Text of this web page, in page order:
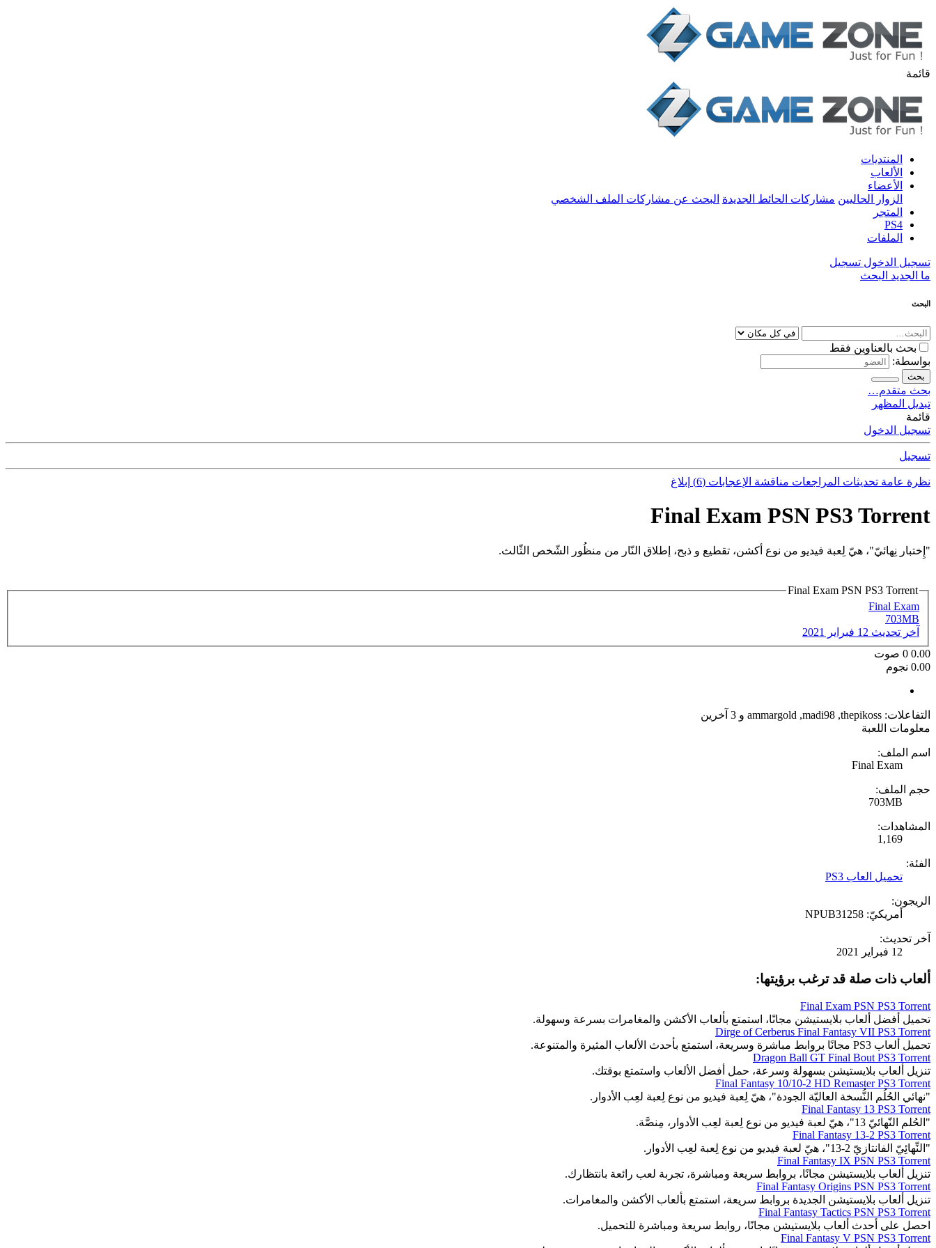
قائمة
المنتديات
الألعاب
الأعضاء
الزوار الحاليين مشاركات الحائط الجديدة البحث عن مشاركات الملف الشخصي
المتجر
PS4
الملفات
تسجيل الدخول تسجيل
ما الجديد البحث
البحث
بحث بالعناوين فقط
بواسطة:
بحث
بحث متقدم…
تبديل المظهر
قائمة
تسجيل الدخول
تسجيل
نظرة عامة تحديثات المراجعات مناقشة الإعجابات (6) إبلاغ
Final Exam PSN PS3 Torrent
"إِختبار نِهائيّ"، هيّ لِعبة فيديو من نوع أكشن، تقطيع و ذبح، إطلاق النّار من منظُور الشّخص الثّالث.
Final Exam PSN PS3 Torrent
Final Exam
703MB
آخر تحديث 12 فبراير 2021
0.00
0 صوت
0.00 نجوم
التفاعلات: thepikoss
,
madi98
,
ammargold و 3 آخرين
معلومات اللعبة
اسم الملف:
Final Exam
حجم الملف:
703MB
المشاهدات:
1,169
الفئة:
تحميل العاب PS3
الريجون:
أمريكيّ: NPUB31258
آخر تحديث:
12 فبراير 2021
ألعاب ذات صلة قد ترغب برؤيتها:
Final Exam PSN PS3 Torrent
تحميل أفضل ألعاب بلايستيشن مجانًا، استمتع بألعاب الأكشن والمغامرات بسرعة وسهولة.
Dirge of Cerberus Final Fantasy VII PS3 Torrent
تحميل ألعاب PS3 مجانًا بروابط مباشرة وسريعة، استمتع بأحدث الألعاب المثيرة والمتنوعة.
Dragon Ball GT Final Bout PS3 Torrent
تنزيل ألعاب بلايستيشن بسهولة وسرعة، حمل أفضل الألعاب واستمتع بوقتك.
Final Fantasy 10/10-2 HD Remaster PS3 Torrent
"نهائي الحُلُم النُّسخة العاليّة الجودة"، هيّ لِعبة فيديو من نوع لِعبة لعِب الأدوار.
Final Fantasy 13 PS3 Torrent
"الحُلم النّهائيّ 13"، هيّ لعبة فيديو من نوع لِعبة لعِب الأدوار، مِنصَّة.
Final Fantasy 13-2 PS3 Torrent
"النِّهائِيّ الفانتازيّ 2-13"، هيّ لعبة فيديو من نوع لِعبة لعِب الأدوار.
Final Fantasy IX PSN PS3 Torrent
تنزيل ألعاب بلايستيشن مجانًا، بروابط سريعة ومباشرة، تجربة لعب رائعة بانتظارك.
Final Fantasy Origins PSN PS3 Torrent
تنزيل ألعاب بلايستيشن الجديدة بروابط سريعة، استمتع بألعاب الأكشن والمغامرات.
Final Fantasy Tactics PSN PS3 Torrent
احصل على أحدث ألعاب بلايستيشن مجانًا، روابط سريعة ومباشرة للتحميل.
Final Fantasy V PSN PS3 Torrent